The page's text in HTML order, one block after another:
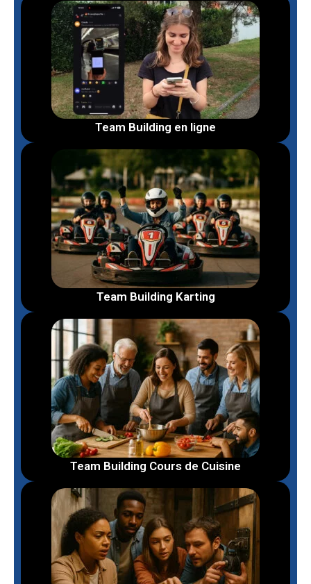
Team Building en ligne
Team Building Karting
Team Building Cours de Cuisine